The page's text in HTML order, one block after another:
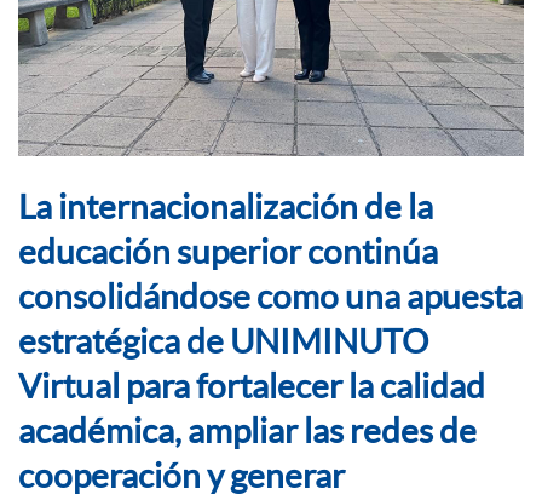
La internacionalización de la
educación superior continúa
consolidándose como una apuesta
estratégica de UNIMINUTO
Virtual para fortalecer la calidad
académica, ampliar las redes de
cooperación y generar